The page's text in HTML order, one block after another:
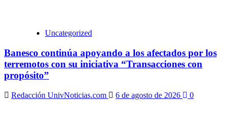
Uncategorized
Banesco continúa apoyando a los afectados por los
terremotos con su iniciativa “Transacciones con
propósito”
Redacción UnivNoticias.com 6 de agosto de 2026 0